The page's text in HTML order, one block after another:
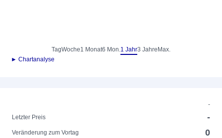
TagWoche1 Monat6 Mon.1 Jahr3 Jahre Max.
► Chartanalyse
-
Letzter Preis
-
Veränderung zum Vortag 0